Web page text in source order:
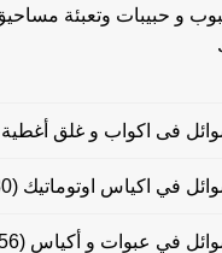
و حبيبات وتعبئة
فى اكواب و غلق أغطية
في اكياس اوتوماتيك (680)
في عبوات و أكياس (656)